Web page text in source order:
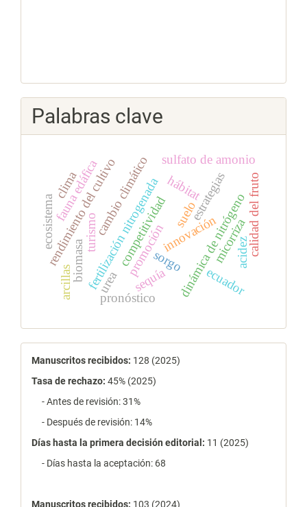
Palabras clave
turismo competitividad
promoción
estrategias
innovación
dinámica de nitrógeno
fertilización nitrogenada
sulfato de amonio
urea
sorgo
calidad del fruto
rendimiento del cultivo
ecuador
hábitat
cambio climático
ecosistemafauna edáfica
sequía
suelo
micorriza
pronóstico
biomasa
clima
arcillas
acidez
estadísticas
Manuscritos recibidos: 128 (2025)
Tasa de rechazo: 45% (2025)
- Antes de revisión: 31%
- Después de revisión: 14%
Días hasta la primera decisión editorial: 11 (2025)
- Días hasta la aceptación: 68
Manuscritos recibidos: 103 (2024)